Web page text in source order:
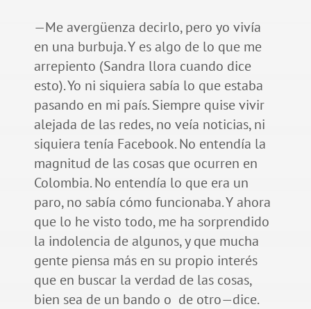
—Me avergüenza decirlo, pero yo vivía
en una burbuja. Y es algo de lo que me
arrepiento (Sandra llora cuando dice
esto). Yo ni siquiera sabía lo que estaba
pasando en mi país. Siempre quise vivir
alejada de las redes, no veía noticias, ni
siquiera tenía Facebook. No entendía la
magnitud de las cosas que ocurren en
Colombia. No entendía lo que era un
paro, no sabía cómo funcionaba. Y ahora
que lo he visto todo, me ha sorprendido
la indolencia de algunos, y que mucha
gente piensa más en su propio interés
que en buscar la verdad de las cosas,
bien sea de un bando o de otro—dice.